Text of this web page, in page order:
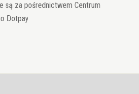
są za pośrednictwem Centrum
Dotpay